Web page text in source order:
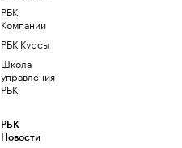
РБК
Компании
РБК Курсы
Школа
управления
РБК
РБК
Новости